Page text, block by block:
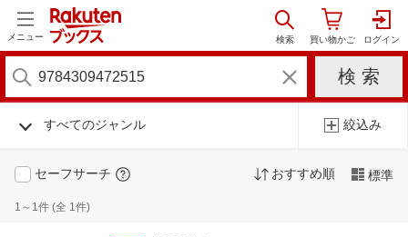
メニュー
すべてのジャンル 絞込み
セーフサーチ おすすめ順 標準
1～1件 (全 1件)